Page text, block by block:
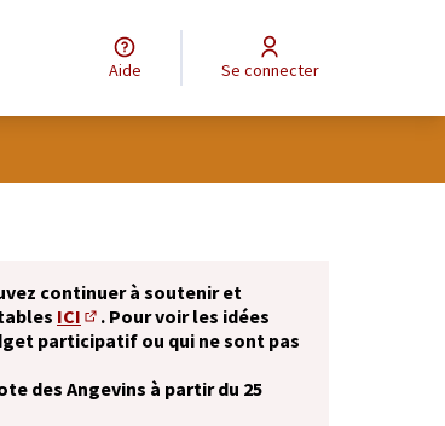
Aide Se connecter
continuer à soutenir et
ICI
(S'ouvre dans un nouvel onglet)
. Pour voir les idées
participatif ou qui ne sont pas
des Angevins à partir du 25